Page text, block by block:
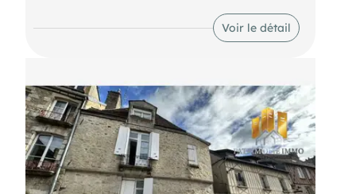
À quelques pas du château d'Alençon et des
commerces, découvrez cet ensemble immobilier
offrant une belle opportunité d'investissement,
L'immeuble se compose de :
• Un restaurant de 168 m², vendu avec sa licence
IV et son matériel professionnel.
• Un appartement de fonction de 42 m², libre
d'occupation.
• Un appartement T3 de 49 m², actuellement loué.
Voir le détail